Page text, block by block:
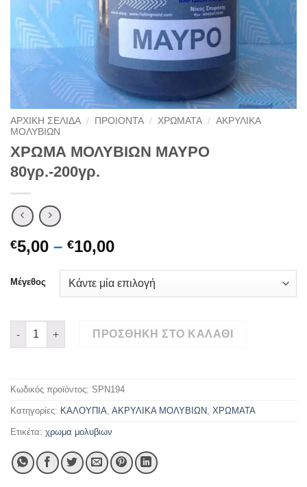
ΑΡΧΙΚΉ ΣΕΛΊΔΑ / ΠΡΟΙΟΝΤΑ / ΧΡΩΜΑΤΑ / ΑΚΡΥΛΙΚΑ
ΜΟΛΥΒΙΩΝ
ΧΡΩΜΑ ΜΟΛΥΒΙΩΝ ΜΑΥΡΟ
80γρ.-200γρ.
€5,00 – €10,00Price
€5,00
through
Μέγεθος
ΧΡΩΜΑ ΜΟΛΥΒΙΩΝ ΜΑΥΡΟ 80γρ.-200γρ. ποσότητα
ΠΡΟΣΘΉΚΗ ΣΤΟ ΚΑΛΆΘΙ
Κωδικός προϊόντος: SPN194
Κατηγορίες: ΚΑΛΟΥΠΙΑ ΑΚΡΥΛΙΚΑ ΜΟΛΥΒΙΩΝ ΧΡΩΜΑΤΑ
Ετικέτα: χρωμα μολυβιων